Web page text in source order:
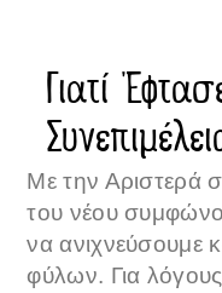
Γιατί
Με την Αριστερά
του νέου
να ανιχνεύσουμε
φύλων. Για